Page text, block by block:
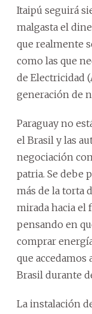
Itaipú seguirá
malgasta el
que realmente
como las que
de Electricidad
generación de
Paraguay no
el Brasil y las
negociación
patria. Se debe
más de la torta
mirada hacia el
pensando en
comprar
que
Brasil durante
La instalación